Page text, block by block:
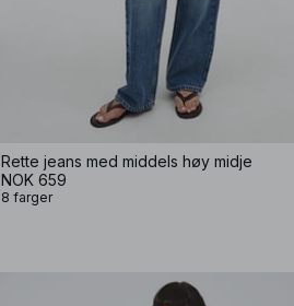
Rette jeans med middels høy midje
NOK 659
8 farger